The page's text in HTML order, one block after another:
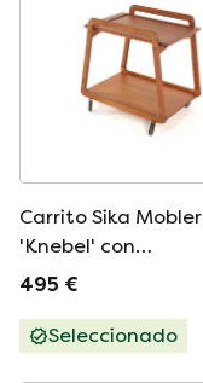
Carrito Sika Mobler
'Knebel' con
bandeja reversible,
danés.
495 €
Seleccionado